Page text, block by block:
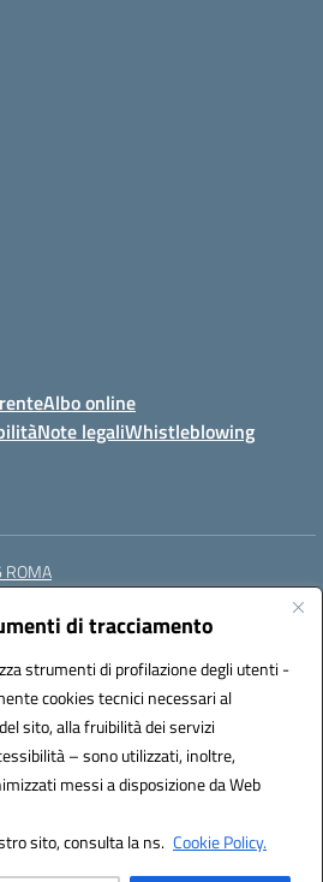
di tracciamento
strumenti di profilazione degli utenti -
cookies tecnici necessari al
sito, alla fruibilità dei servizi
– sono utilizzati, inoltre,
messi a disposizione da Web
sito, consulta la ns. Cookie Policy.
Albo online
Note legaliWhistleblowing
RMIC86500P@pec.istruzione.it
(IPA): istsc_RMIC86500P
UFSRRZ
by 3D Solution S.r.l.
by Designers Italia